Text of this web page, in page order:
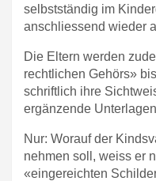
selbstständig im
anschliessend wieder
Die Eltern werden
rechtlichen Gehörs»
schriftlich ihre
ergänzende
Nur: Worauf der
nehmen soll, weiss er
«eingereichten